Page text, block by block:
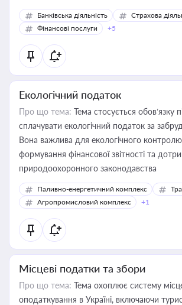
Банківська діяльність
Страхова
Фінансові послуги
+5
Екологічний податок
Про що тема: Тема стосується обов’язку
сплачувати екологічний податок за
Вона важлива для екологічного контролю
формування фінансової звітності та
природоохоронного законодавства
Паливно-енергетичний комплекс
Агропромисловий комплекс
+1
Місцеві податки та збори
Про що тема: Тема охоплює систему
оподаткування в Україні, включаючи